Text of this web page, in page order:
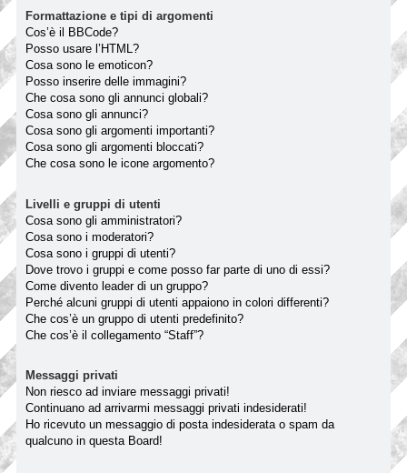
Formattazione e tipi di argomenti
Cos’è il BBCode?
Posso usare l’HTML?
Cosa sono le emoticon?
Posso inserire delle immagini?
Che cosa sono gli annunci globali?
Cosa sono gli annunci?
Cosa sono gli argomenti importanti?
Cosa sono gli argomenti bloccati?
Che cosa sono le icone argomento?
Livelli e gruppi di utenti
Cosa sono gli amministratori?
Cosa sono i moderatori?
Cosa sono i gruppi di utenti?
Dove trovo i gruppi e come posso far parte di uno di essi?
Come divento leader di un gruppo?
Perché alcuni gruppi di utenti appaiono in colori differenti?
Che cos’è un gruppo di utenti predefinito?
Che cos’è il collegamento “Staff”?
Messaggi privati
Non riesco ad inviare messaggi privati!
Continuano ad arrivarmi messaggi privati indesiderati!
Ho ricevuto un messaggio di posta indesiderata o spam da
qualcuno in questa Board!